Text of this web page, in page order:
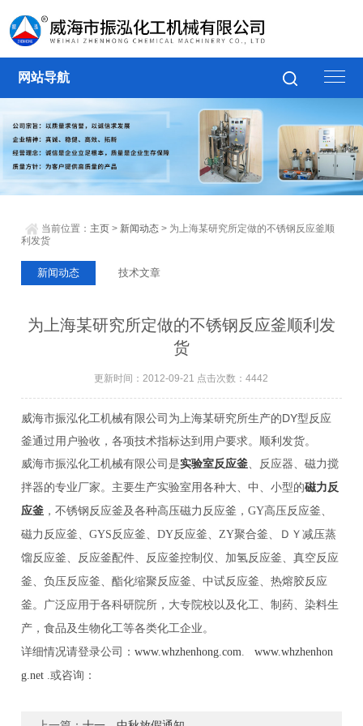
网站导航
当前位置： 主页 > 新闻动态 > 为上海某研究所定做的不锈钢反应釜顺
利发货
新闻动态 技术文章
为上海某研究所定做的不锈钢反应釜顺利发
货
更新时间：2012-09-21 点击次数：4442
威海市振泓化工机械有限公司为上海某研究所生产的DY型反应
釜通过用户验收，各项技术指标达到用户要求。顺利发货。
威海市振泓化工机械有限公司是实验室反应釜、反应器、磁力搅
拌器的专业厂家。主要生产实验室用各种大、中、小型的磁力反
应釜 ，不锈钢反应釜及各种高压磁力反应釜，GY高压反应釜、
磁力反应釜、GYS反应釜、DY反应釜、ZY聚合釜、ＤＹ减压蒸
馏反应釜、反应釜配件、反应釜控制仪、加氢反应釜、真空反应
釜、负压反应釜、酯化缩聚反应釜、中试反应釜、热熔胶反应
釜。广泛应用于各科研院所，大专院校以及化工、制药、染料生
产，食品及生物化工等各类化工企业。
详细情况请登录公司：www.whzhenhong.com.www.whzhenhon
g.net .或咨询：